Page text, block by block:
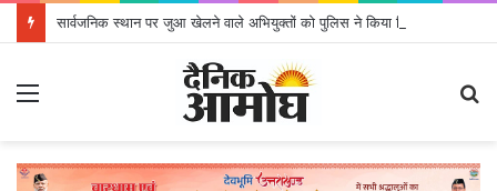
सार्वजनिक स्थान पर जुआ खेलने वाले अभियुक्तों को पुलिस ने किया गिरफ्तार